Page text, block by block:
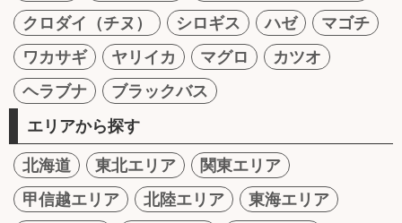
クロダイ（チヌ）
シロギス ハゼ
マゴチ
ワカサギ
ヤリイカ マグロ
カツオ
ヘラブナ
ブラックバス
エリアから探す
北海道 東北エリア
関東エリア
甲信越エリア
北陸エリア
東海エリア